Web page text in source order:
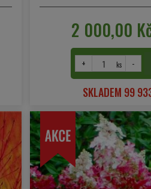
2 000,00
+ ks -
SKLADEM 99